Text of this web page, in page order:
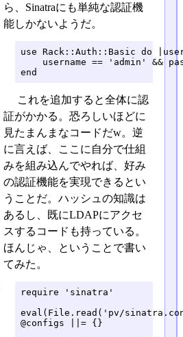
ら、Sinatraにも単純な認証機
能しかないようだ。
use Rack::Auth::Basic do
username == 'admin' &&
end
これを追加すると全体に認
証がかかる。恐ろしいほどに
見たまんまなコードだw。逆
に言えば、ここに自分で仕組
みを組み込んでやれば、好み
の認証機能を実現できるとい
うことだ。ハッシュの知識は
あるし、既にLDAPにアクセ
スするコードも持っている。
ほんじゃ、ということで書い
てみた。
require 'sinatra'
eval(File.read('pv/
@configs ||= {}